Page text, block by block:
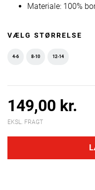
Materiale: 100%
VÆLG STØRRELSE
4-6 8-10 12-14
149,00 kr.
EKSL. FRAGT